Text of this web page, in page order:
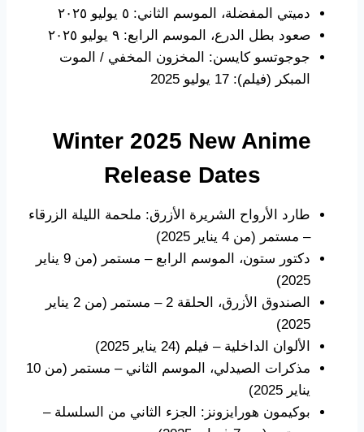
دميتي المفضلة، الموسم الثاني: ٥ يوليو ٢٠٢٥
صعود بطل الدرع، الموسم الرابع: ٩ يوليو ٢٠٢٥
جوجوتسو كايسن: المخزون المخفي / الموت
المبكر (فيلم): 17 يوليو 2025
Winter 2025 New Anime
Release Dates
طارد الأرواح الشريرة الأزرق: ملحمة الليلة الزرقاء
– مستمر (من 4 يناير 2025)
دكتور ستون، الموسم الرابع – مستمر (من 9 يناير
2025)
الصندوق الأزرق، الحلقة 2 – مستمر (من 2 يناير
2025)
الألوان الداخلية – فيلم (24 يناير 2025)
مذكرات الصيدلي، الموسم الثاني – مستمر (من 10
يناير 2025)
بوكيمون هورايزونز: الجزء الثاني من السلسلة –